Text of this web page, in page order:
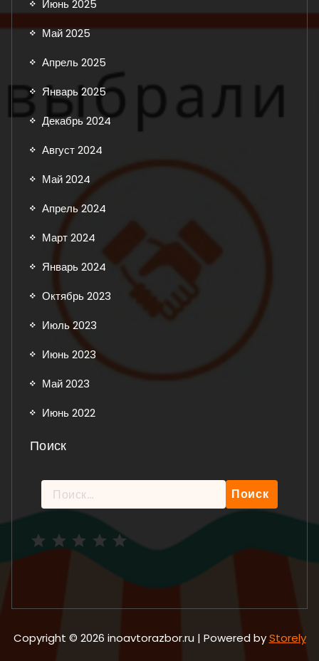
Июнь 2025
Май 2025
Апрель 2025
Январь 2025
Декабрь 2024
Август 2024
Май 2024
Апрель 2024
Март 2024
Январь 2024
Октябрь 2023
Июль 2023
Июнь 2023
Май 2023
Июнь 2022
Поиск
Найти:
Copyright © 2026 inoavtorazbor.ru | Powered byStorely